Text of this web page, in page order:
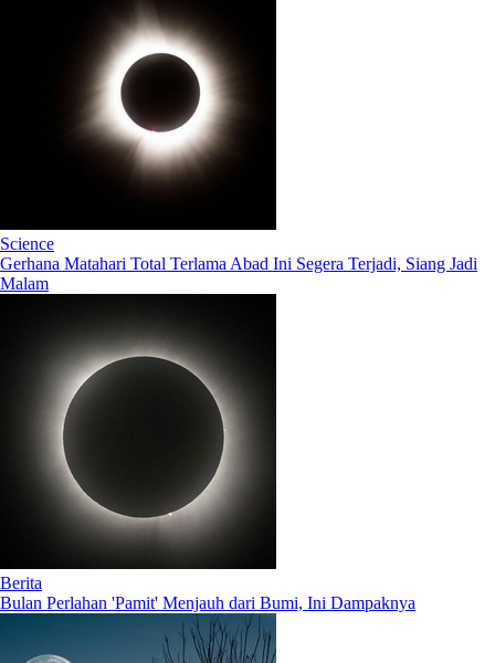
Science
Gerhana Matahari Total Terlama Abad Ini Segera Terjadi, Siang Jadi
Malam
Berita
Bulan Perlahan 'Pamit' Menjauh dari Bumi, Ini Dampaknya